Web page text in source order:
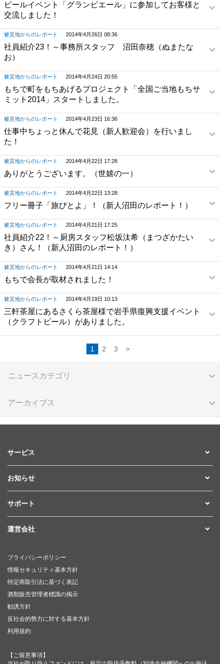
ビールイベント「グランビエール」に参加してお客様と
交流しました！
被災地からのレポート 2014年4月26日 08:36
社員紹介23！～事務所スタッフ 沼田奈穂（ぬまたな
お）
被災地からのレポート 2014年4月24日 20:55
もちで町をもちあげるプロジェクト「全国ご当地もちサ
ミット2014」スタートしました。
被災地からのレポート 2014年4月23日 16:36
仕事中ちょっと休んで花見（新人歓迎会）を行いまし
た！
被災地からのレポート 2014年4月22日 17:28
ありがとうございます。（世嬉の一）
被災地からのレポート 2014年4月22日 13:28
フリー冊子「旅びとよ」！（新人沼田のレポート！）
被災地からのレポート 2014年4月21日 17:25
社員紹介22！～厨房スタッフ松坂汰希（まつざかたい
き）さん！（新人沼田のレポート！）
被災地からのレポート 2014年4月21日 14:14
もちで会長が取材されました！
被災地からのレポート 2014年4月19日 10:13
三軒茶屋にあるさくら茶屋様で岩手県復興支援イベント
（クラフトビール）がありました。
1 2 3 >
ニュースカテゴリ
アーカイブス
サービス
お知らせ
サポート
運営会社
プライバシーポリシー
情報セキュリティ基本方針
特定商取引法に基づく表記
酒類販売管理者標識の掲示
勧誘方針
反社会的勢力に対する基本方針
利用規約
【ご留意事項】